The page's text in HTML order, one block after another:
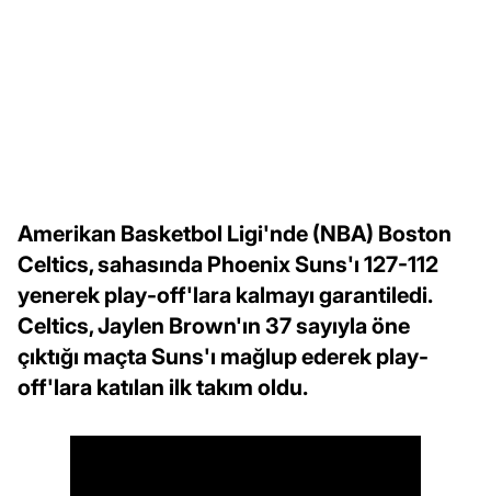
Amerikan Basketbol Ligi'nde (NBA) Boston
Celtics, sahasında Phoenix Suns'ı 127-112
yenerek play-off'lara kalmayı garantiledi.
Celtics, Jaylen Brown'ın 37 sayıyla öne
çıktığı maçta Suns'ı mağlup ederek play-
off'lara katılan ilk takım oldu.